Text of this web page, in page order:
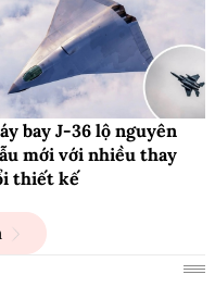
bay J-36 lộ nguyên
mới với nhiều thay
thiết kế